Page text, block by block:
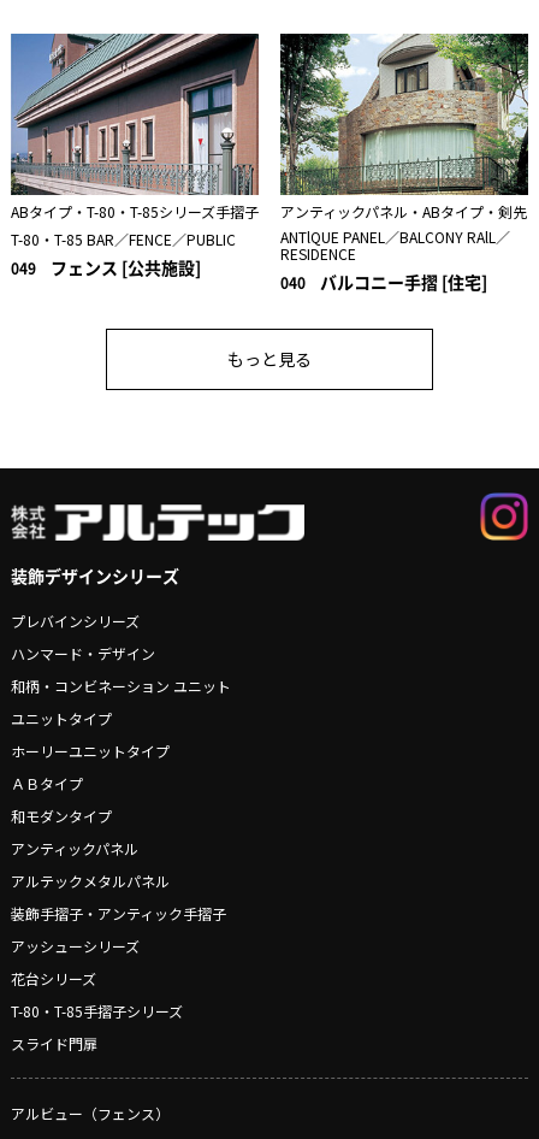
ABタイプ・T-80・T-85シリーズ手摺子
T-80・T-85 BAR／FENCE／PUBLIC
049 フェンス [公共施設]
アンティックパネル・ABタイプ・剣先
ANTlQUE PANEL／BALCONY RAlL／
RESIDENCE
040 バルコニー手摺 [住宅]
もっと見る
装飾デザインシリーズ
プレバインシリーズ
ハンマード・デザイン
和柄・コンビネーション ユニット
ユニットタイプ
ホーリーユニットタイプ
ＡＢタイプ
和モダンタイプ
アンティックパネル
アルテックメタルパネル
装飾手摺子・アンティック手摺子
アッシューシリーズ
花台シリーズ
T-80・T-85手摺子シリーズ
スライド門扉
アルビュー（フェンス）